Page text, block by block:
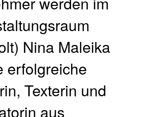
Nina Maleika
erfolgreiche
Texterin und
aus